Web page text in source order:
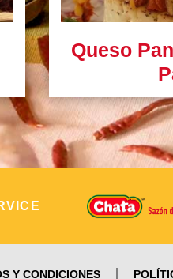
Queso
Y CONDICIONES